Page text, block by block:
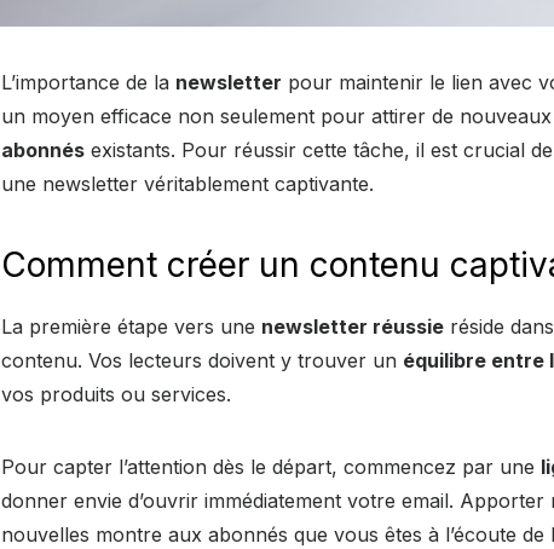
L’importance de la newsletter pour maintenir le lien avec
un moyen efficace non seulement pour attirer de
abonnés existants. Pour réussir cette tâche, il est crucial
une newsletter véritablement captivante.
Comment créer un contenu
La première étape vers une newsletter réussie réside
contenu. Vos lecteurs doivent y trouver un équilibre entre
vos produits ou services.
Pour capter l’attention dès le départ, commencez par une
donner envie d’ouvrir immédiatement votre email.
nouvelles montre aux abonnés que vous êtes à l’écoute